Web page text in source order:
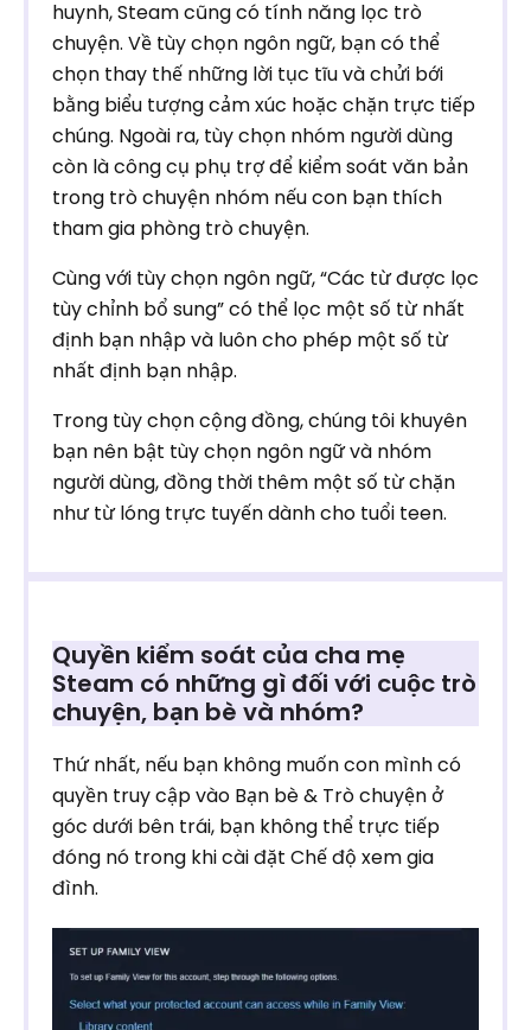
huynh, Steam cũng có tính năng lọc trò
chuyện. Về tùy chọn ngôn ngữ, bạn có thể
chọn thay thế những lời tục tĩu và chửi bới
bằng biểu tượng cảm xúc hoặc chặn trực tiếp
chúng. Ngoài ra, tùy chọn nhóm người dùng
còn là công cụ phụ trợ để kiểm soát văn bản
trong trò chuyện nhóm nếu con bạn thích
tham gia phòng trò chuyện.
Cùng với tùy chọn ngôn ngữ, “Các từ được lọc
tùy chỉnh bổ sung” có thể lọc một số từ nhất
định bạn nhập và luôn cho phép một số từ
nhất định bạn nhập.
Trong tùy chọn cộng đồng, chúng tôi khuyên
bạn nên bật tùy chọn ngôn ngữ và nhóm
người dùng, đồng thời thêm một số từ chặn
như từ lóng trực tuyến dành cho tuổi teen.
Quyền kiểm soát của cha mẹ
Steam có những gì đối với cuộc trò
chuyện, bạn bè và nhóm?
Thứ nhất, nếu bạn không muốn con mình có
quyền truy cập vào Bạn bè & Trò chuyện ở
góc dưới bên trái, bạn không thể trực tiếp
đóng nó trong khi cài đặt Chế độ xem gia
đình.